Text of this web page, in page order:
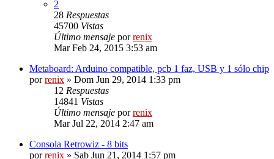
2
28 Respuestas
45700 Vistas
Último mensaje porrenix
Mar Feb 24, 2015 3:53 am
Metaboard: Arduino compatible, pcb 1 faz, USB y 1 sólo chip
porrenix » Dom Jun 29, 2014 1:33 pm
12 Respuestas
14841 Vistas
Último mensaje porrenix
Mar Jul 22, 2014 2:47 am
Consola Retrowiz - 8 bits
porrenix » Sab Jun 21, 2014 1:57 pm